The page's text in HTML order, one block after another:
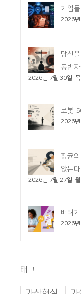
기업
2026년
당신
동반
2026년 7월 30일. 목
로봇
2026년
평균
않는다
2026년 7월 27일. 월
배려
2026년
태그